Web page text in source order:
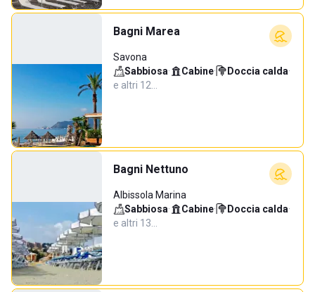
Bagni Marea
Savona
Sabbiosa· Cabine· Doccia calda·
e altri 12…
Bagni Nettuno
Albissola Marina
Sabbiosa· Cabine· Doccia calda·
e altri 13…